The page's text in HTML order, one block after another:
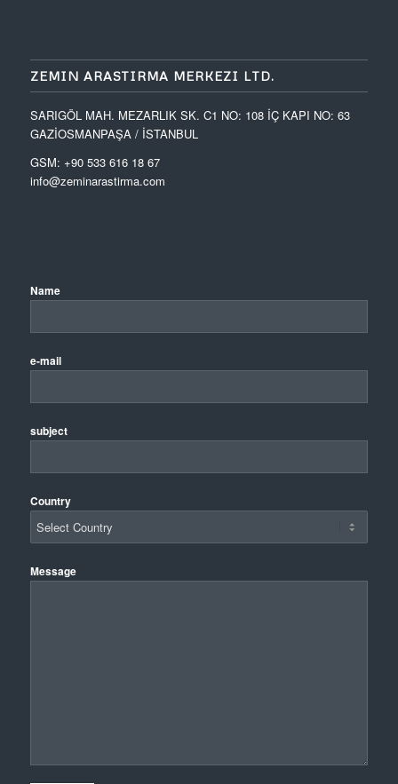
ZEMIN ARASTIRMA MERKEZI LTD.
SARIGÖL MAH. MEZARLIK SK. C1 NO: 108 İÇ KAPI NO: 63
GAZİOSMANPAŞA / İSTANBUL
GSM: +90 533 616 18 67
info@zeminarastirma.com
Name
e-mail
subject
Country
Message